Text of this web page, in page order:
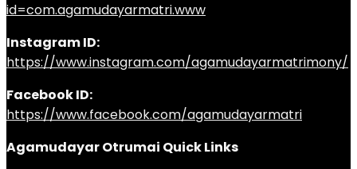
id=com.agamudayarmatri.www
Instagram ID:
https://www.instagram.com/agamudayarmatrimony/
Facebook ID:
https://www.facebook.com/agamudayarmatri
Agamudayar Otrumai Quick Links